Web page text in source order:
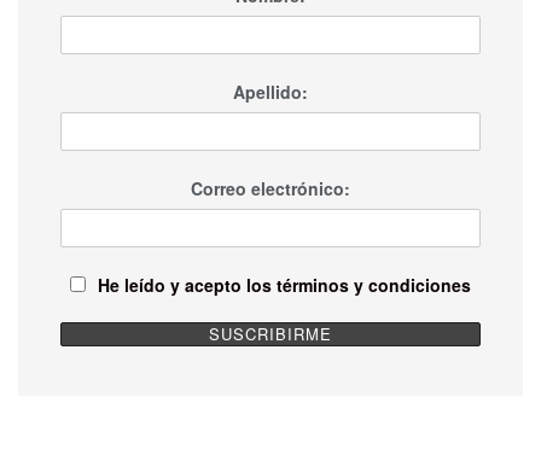
Apellido:
Correo electrónico:
He leído y acepto los términos y condiciones